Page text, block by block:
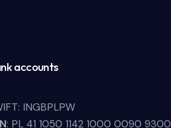
accounts
INGBPLPW
: PL 41 1050 1142 1000 0090 9300